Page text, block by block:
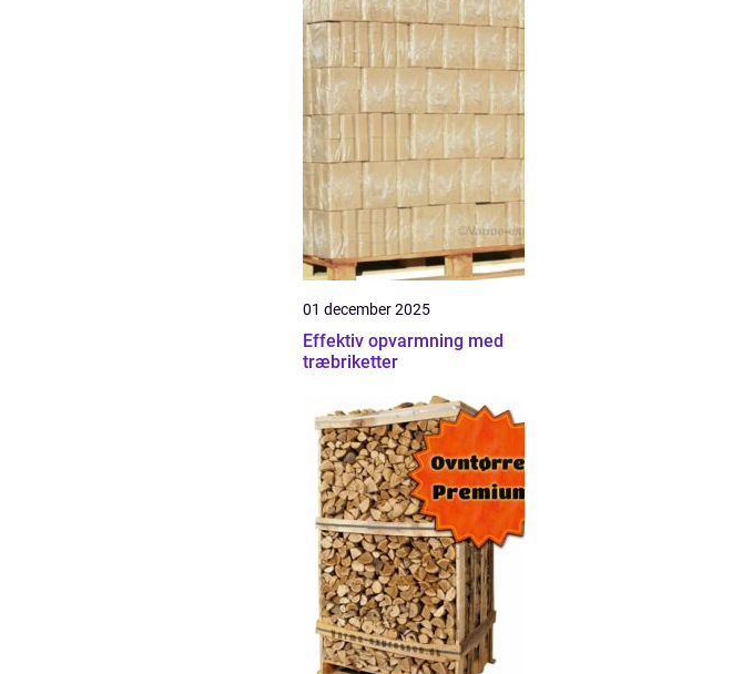
01 december 2025
Effektiv opvarmning med
træbriketter